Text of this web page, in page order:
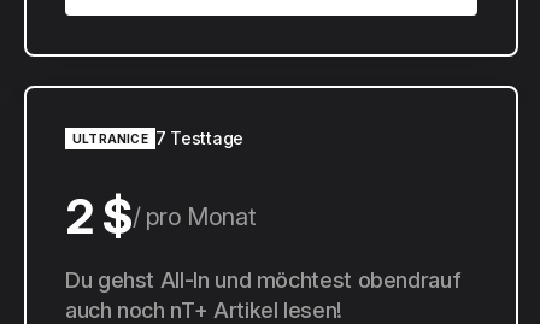
Tarif wählen
ULTRANICE 7 Testtage
2 $ pro Monat
20 $ pro Jahr
Du gehst All-In und möchtest obendrauf
auch noch nT+ Artikel lesen!